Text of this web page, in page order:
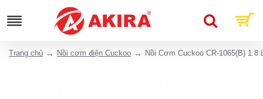
Trang chủ Nồi cơm điện Cuckoo Nồi Cơm Cuckoo CR-1065(B) 1.8